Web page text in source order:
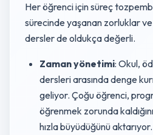
Her öğrenci için süreç
sürecinde yaşanan zorluklar ve
dersler de oldukça değerli.
Zaman yönetimi: Okul,
dersleri arasında denge
geliyor. Çoğu öğrenci,
öğrenmek zorunda
hızla büyüdüğünü aktarıyor.